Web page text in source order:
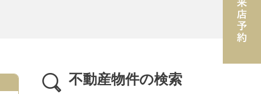
不動産物件の検索